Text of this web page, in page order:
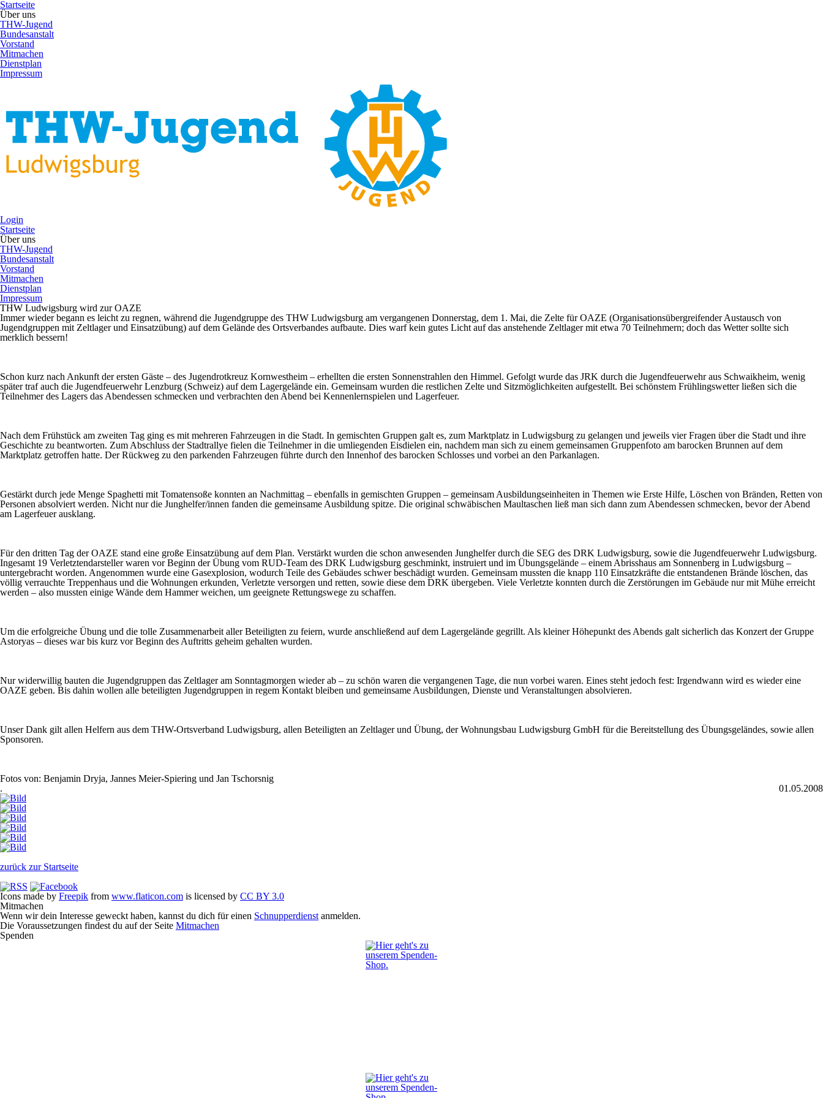
Startseite
Über uns
THW-Jugend
Bundesanstalt
Vorstand
Mitmachen
Dienstplan
Impressum
Login
Startseite
Über uns
THW-Jugend
Bundesanstalt
Vorstand
Mitmachen
Dienstplan
Impressum
THW Ludwigsburg wird zur OAZE
Immer wieder begann es leicht zu regnen, während die Jugendgruppe des THW Ludwigsburg am vergangenen Donnerstag, dem 1. Mai, die Zelte für OAZE (Organisationsübergreifender Austausch von
Jugendgruppen mit Zeltlager und Einsatzübung) auf dem Gelände des Ortsverbandes aufbaute. Dies warf kein gutes Licht auf das anstehende Zeltlager mit etwa 70 Teilnehmern; doch das Wetter sollte sich
merklich bessern!
Schon kurz nach Ankunft der ersten Gäste – des Jugendrotkreuz Kornwestheim – erhellten die ersten Sonnenstrahlen den Himmel. Gefolgt wurde das JRK durch die Jugendfeuerwehr aus Schwaikheim, wenig
später traf auch die Jugendfeuerwehr Lenzburg (Schweiz) auf dem Lagergelände ein. Gemeinsam wurden die restlichen Zelte und Sitzmöglichkeiten aufgestellt. Bei schönstem Frühlingswetter ließen sich die
Teilnehmer des Lagers das Abendessen schmecken und verbrachten den Abend bei Kennenlernspielen und Lagerfeuer.
Nach dem Frühstück am zweiten Tag ging es mit mehreren Fahrzeugen in die Stadt. In gemischten Gruppen galt es, zum Marktplatz in Ludwigsburg zu gelangen und jeweils vier Fragen über die Stadt und ihre
Geschichte zu beantworten. Zum Abschluss der Stadtrallye fielen die Teilnehmer in die umliegenden Eisdielen ein, nachdem man sich zu einem gemeinsamen Gruppenfoto am barocken Brunnen auf dem
Marktplatz getroffen hatte. Der Rückweg zu den parkenden Fahrzeugen führte durch den Innenhof des barocken Schlosses und vorbei an den Parkanlagen.
Gestärkt durch jede Menge Spaghetti mit Tomatensoße konnten an Nachmittag – ebenfalls in gemischten Gruppen – gemeinsam Ausbildungseinheiten in Themen wie Erste Hilfe, Löschen von Bränden, Retten von
Personen absolviert werden. Nicht nur die Junghelfer/innen fanden die gemeinsame Ausbildung spitze. Die original schwäbischen Maultaschen ließ man sich dann zum Abendessen schmecken, bevor der Abend
am Lagerfeuer ausklang.
Für den dritten Tag der OAZE stand eine große Einsatzübung auf dem Plan. Verstärkt wurden die schon anwesenden Junghelfer durch die SEG des DRK Ludwigsburg, sowie die Jugendfeuerwehr Ludwigsburg.
Ingesamt 19 Verletztendarsteller waren vor Beginn der Übung vom RUD-Team des DRK Ludwigsburg geschminkt, instruiert und im Übungsgelände – einem Abrisshaus am Sonnenberg in Ludwigsburg –
untergebracht worden. Angenommen wurde eine Gasexplosion, wodurch Teile des Gebäudes schwer beschädigt wurden. Gemeinsam mussten die knapp 110 Einsatzkräfte die entstandenen Brände löschen, das
völlig verrauchte Treppenhaus und die Wohnungen erkunden, Verletzte versorgen und retten, sowie diese dem DRK übergeben. Viele Verletzte konnten durch die Zerstörungen im Gebäude nur mit Mühe erreicht
werden – also mussten einige Wände dem Hammer weichen, um geeignete Rettungswege zu schaffen.
Um die erfolgreiche Übung und die tolle Zusammenarbeit aller Beteiligten zu feiern, wurde anschließend auf dem Lagergelände gegrillt. Als kleiner Höhepunkt des Abends galt sicherlich das Konzert der Gruppe
Astoryas – dieses war bis kurz vor Beginn des Auftritts geheim gehalten wurden.
Nur widerwillig bauten die Jugendgruppen das Zeltlager am Sonntagmorgen wieder ab – zu schön waren die vergangenen Tage, die nun vorbei waren. Eines steht jedoch fest: Irgendwann wird es wieder eine
OAZE geben. Bis dahin wollen alle beteiligten Jugendgruppen in regem Kontakt bleiben und gemeinsame Ausbildungen, Dienste und Veranstaltungen absolvieren.
Unser Dank gilt allen Helfern aus dem THW-Ortsverband Ludwigsburg, allen Beteiligten an Zeltlager und Übung, der Wohnungsbau Ludwigsburg GmbH für die Bereitstellung des Übungsgeländes, sowie allen
Sponsoren.
Fotos von: Benjamin Dryja, Jannes Meier-Spiering und Jan Tschorsnig
.
01.05.2008
zurück zur Startseite
Icons made by Freepik from www.flaticon.com is licensed by CC BY 3.0
Mitmachen
Wenn wir dein Interesse geweckt haben, kannst du dich für einen Schnupperdienst anmelden.
Die Voraussetzungen findest du auf der Seite Mitmachen
Spenden